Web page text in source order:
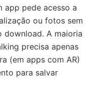
app pede acesso a
ou fotos sem
download. A maioria
precisa apenas
(em apps com AR)
para salvar